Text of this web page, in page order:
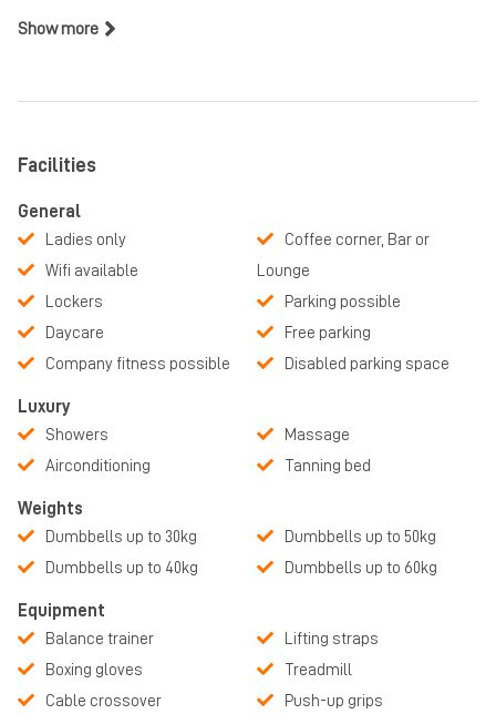
Ook is hier een Plate loaded area en vele bokszakken.
Kickboksen, SeniorenFit, afval programma BIG MOVE en nog veel
Ben je meer van het dansen of zit acteren helemaal in jou? Ook
daarin hebben wij een uitgebreid aanbod. Voor meer informatie
Tevens is er een zonnebank en fysiotherapiepraktijk in het pand
aanwezig, deze is ook voor niet-leden toegankelijk. Meer
Fitness Hier heeft ook in Wolvega een prachtige locatie! Met jouw
abonnement kun je op beide locaties onbeperkt sporten en dat al
vanaf €24,99!
Show more
Facilities
General
Ladies only
Wifi available
Lockers
Daycare
Company fitness possible
Coffee corner, Bar or
Lounge
Parking possible
Free parking
Disabled parking space
Luxury
Showers
Airconditioning
Massage
Tanning bed
Weights
Dumbbells up to 30kg
Dumbbells up to 40kg
Dumbbells up to 50kg
Dumbbells up to 60kg
Equipment
Balance trainer
Boxing gloves
Cable crossover
Lifting straps
Treadmill
Push-up grips